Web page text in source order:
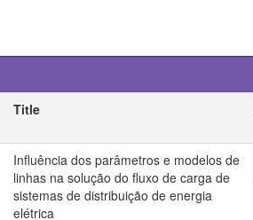
Title
Influência dos parâmetros e modelos de
linhas na solução do fluxo de carga de
sistemas de distribuição de energia
elétrica